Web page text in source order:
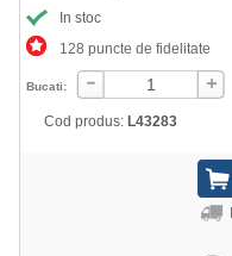
In stoc
128 puncte de fidelitate
Bucati:
Cod produs: L43283